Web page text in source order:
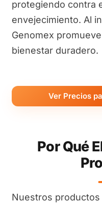
protegiendo contra
envejecimiento. Al
Genomex
bienestar duradero.
Ver Precios
Por Qué
Nuestros